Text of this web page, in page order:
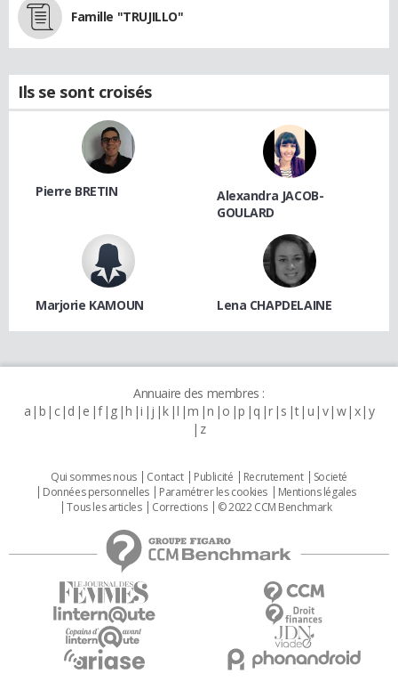
Famille "TRUJILLO"
Ils se sont croisés
Pierre BRETIN
Alexandra JACOB-
GOULARD
Marjorie KAMOUN Lena CHAPDELAINE
Annuaire des membres :
a b c d e f g h i j k l m n o p q r s t u v w x y
z
Qui sommes nous Contact Publicité Recrutement
Societé
Données personnelles
Paramétrer les cookies
Mentions légales
Tous les articles
Corrections © 2022 CCM Benchmark